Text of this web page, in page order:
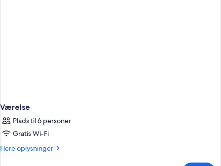
Værelse
Plads til 6 personer
Gratis Wi-Fi
Flere oplysninger
Flere